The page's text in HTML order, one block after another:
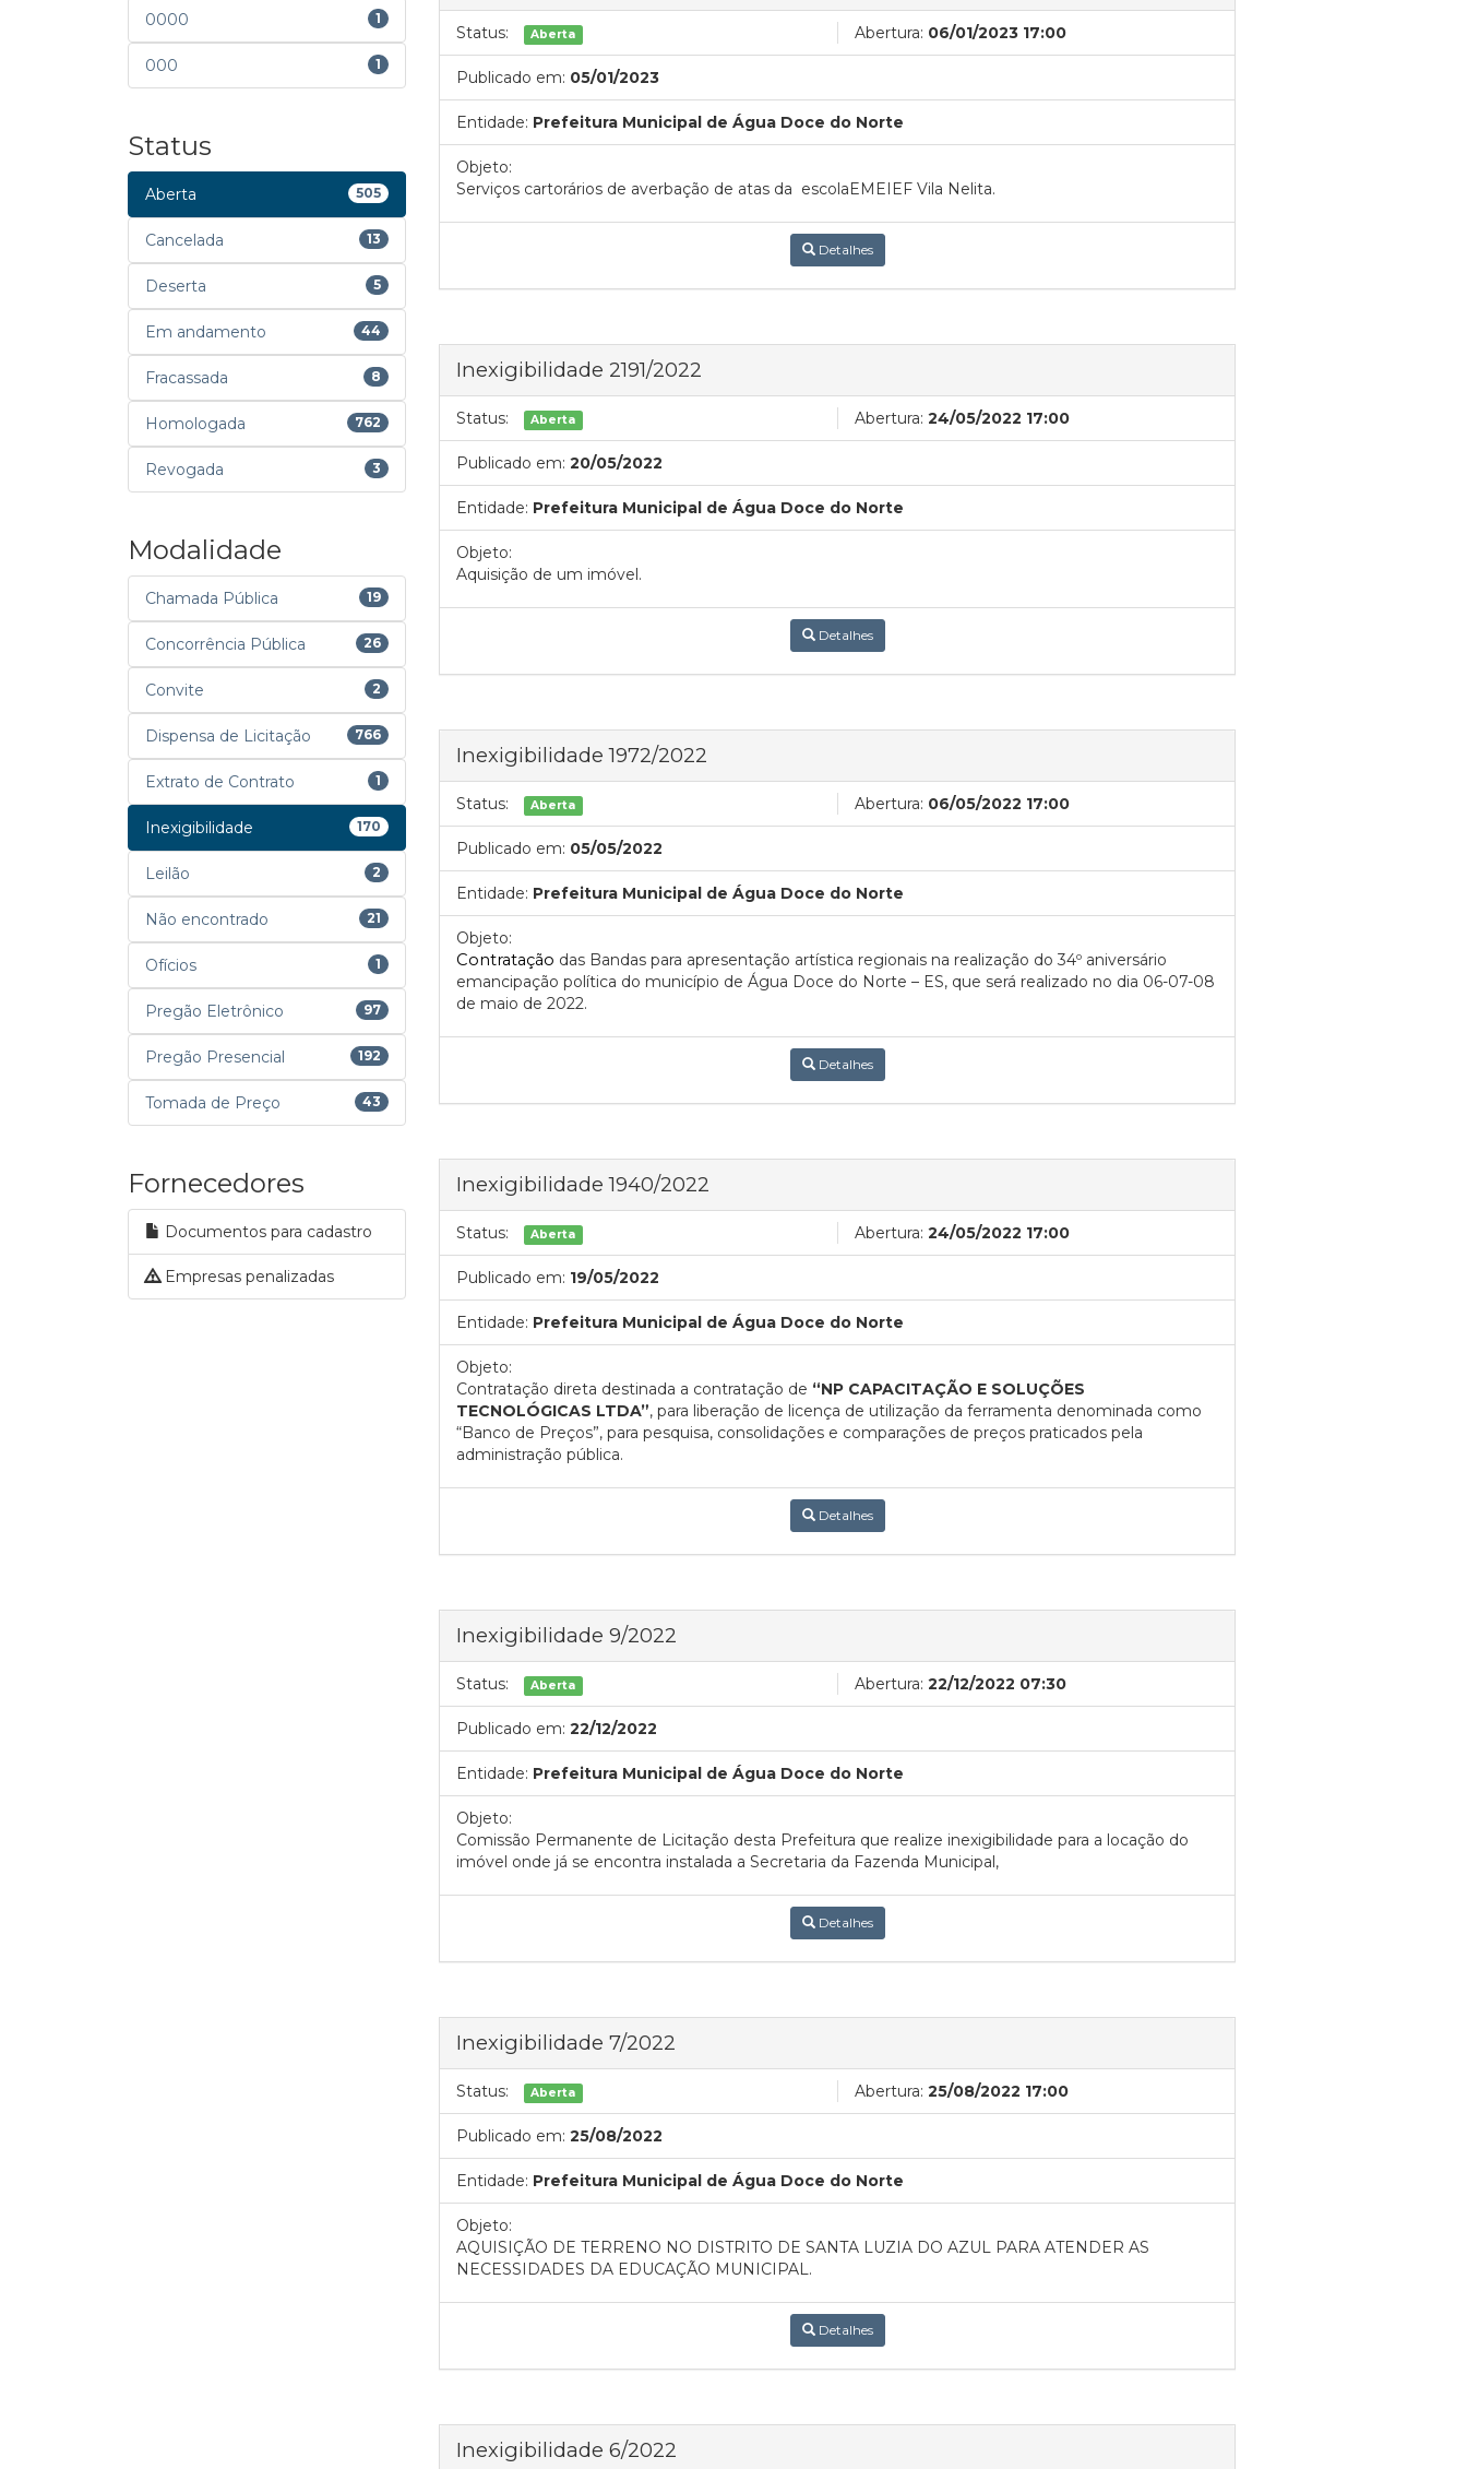
0000 1
000 1
Status
Aberta 505
Cancelada 13
Deserta 5
Em andamento 44
Fracassada 8
Homologada 762
Revogada 3
Modalidade
Chamada Pública 19
Concorrência Pública 26
Convite 2
Dispensa de Licitação 766
Extrato de Contrato 1
Inexigibilidade 170
Leilão 2
Não encontrado 21
Ofícios 1
Pregão Eletrônico 97
Pregão Presencial 192
Tomada de Preço 43
Fornecedores
Documentos para cadastro
Empresas penalizadas
Status: Aberta Abertura: 06/01/2023 17:00
Publicado em: 05/01/2023
Entidade: Prefeitura Municipal de Água Doce do Norte
Objeto:
Serviços cartorários de averbação de atas da escolaEMEIEF Vila Nelita.
Detalhes
Inexigibilidade 2191/2022
Status: Aberta Abertura: 24/05/2022 17:00
Publicado em: 20/05/2022
Entidade: Prefeitura Municipal de Água Doce do Norte
Objeto:
Aquisição de um imóvel.
Detalhes
Inexigibilidade 1972/2022
Status: Aberta Abertura: 06/05/2022 17:00
Publicado em: 05/05/2022
Entidade: Prefeitura Municipal de Água Doce do Norte
Objeto:
Contratação das Bandas para apresentação artística regionais na realização do 34º aniversário
emancipação política do município de Água Doce do Norte – ES, que será realizado no dia 06-07-08
de maio de 2022.
Detalhes
Inexigibilidade 1940/2022
Status: Aberta Abertura: 24/05/2022 17:00
Publicado em: 19/05/2022
Entidade: Prefeitura Municipal de Água Doce do Norte
Objeto:
Contratação direta destinada a contratação de “NP CAPACITAÇÃO E SOLUÇÕES
TECNOLÓGICAS LTDA”, para liberação de licença de utilização da ferramenta denominada como
“Banco de Preços”, para pesquisa, consolidações e comparações de preços praticados pela
administração pública.
Detalhes
Inexigibilidade 9/2022
Status: Aberta Abertura: 22/12/2022 07:30
Publicado em: 22/12/2022
Entidade: Prefeitura Municipal de Água Doce do Norte
Objeto:
Comissão Permanente de Licitação desta Prefeitura que realize inexigibilidade para a locação do
imóvel onde já se encontra instalada a Secretaria da Fazenda Municipal,
Detalhes
Inexigibilidade 7/2022
Status: Aberta Abertura: 25/08/2022 17:00
Publicado em: 25/08/2022
Entidade: Prefeitura Municipal de Água Doce do Norte
Objeto:
AQUISIÇÃO DE TERRENO NO DISTRITO DE SANTA LUZIA DO AZUL PARA ATENDER AS
NECESSIDADES DA EDUCAÇÃO MUNICIPAL.
Detalhes
Inexigibilidade 6/2022